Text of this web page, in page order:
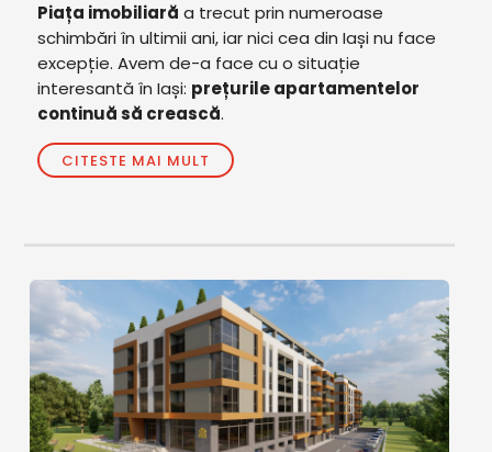
Piața imobiliară a trecut prin numeroase
schimbări în ultimii ani, iar nici cea din Iași nu face
excepție. Avem de-a face cu o situație
interesantă în Iași: prețurile apartamentelor
continuă să crească.
CITESTE MAI MULT